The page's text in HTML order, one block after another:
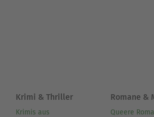
Freytag wurde zum Inbegriff des
Aufgrund seines Romans „Soll
wegen seiner angeblich
Krimi & Thriller
Krimis aus
Romane &
Queere